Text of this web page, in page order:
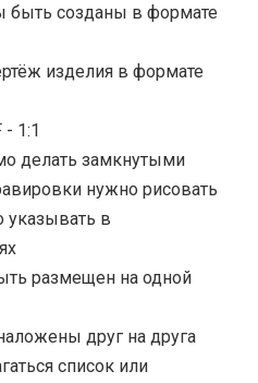
созданы в формате
изделия в формате
1:1
делать замкнутыми
нужно рисовать
указывать в
размещен на одной
друг на друга
список или